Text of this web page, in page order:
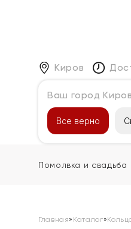
Киров
Ваш город
Все верно
Каталог
Помолвка и свадьба
Главная» Каталог»